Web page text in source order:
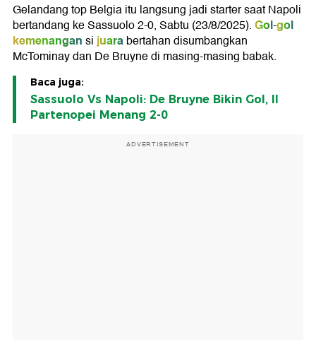
Gelandang top Belgia itu langsung jadi starter saat Napoli
bertandang ke Sassuolo 2-0, Sabtu (23/8/2025).Gol-gol
kemenangansijuarabertahan disumbangkan
McTominay dan De Bruyne di masing-masing babak.
Baca juga:
Sassuolo Vs Napoli: De Bruyne Bikin Gol, Il
Partenopei Menang 2-0
ADVERTISEMENT